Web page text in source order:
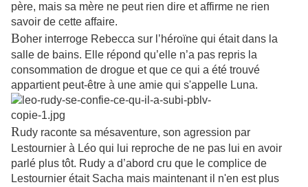
père, mais sa mère ne peut rien dire et affirme ne rien
savoir de cette affaire.
Boher interroge Rebecca sur l’héroïne qui était dans la
salle de bains. Elle répond qu’elle n’a pas repris la
consommation de drogue et que ce qui a été trouvé
appartient peut-être à une amie qui s'appelle Luna.
Rudy raconte sa mésaventure, son agression par
Lestournier à Léo qui lui reproche de ne pas lui en avoir
parlé plus tôt. Rudy a d’abord cru que le complice de
Lestournier était Sacha mais maintenant il n'en est plus